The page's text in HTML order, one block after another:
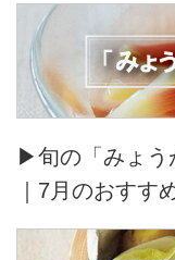
▶旬の「みょう
｜7月のおすす